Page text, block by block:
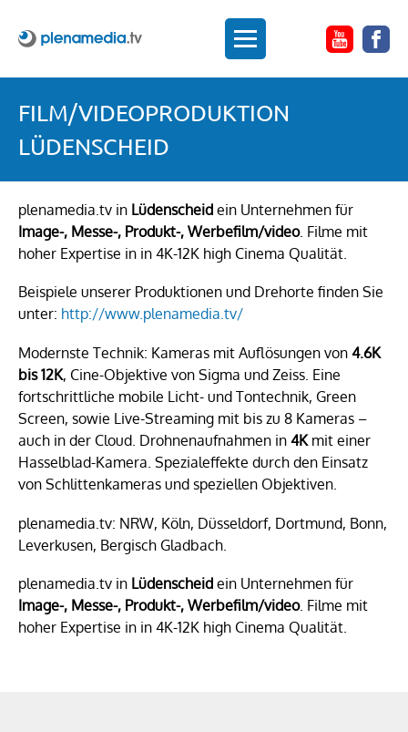
FILM/VIDEOPRODUKTION
LÜDENSCHEID
plenamedia.tv in Lüdenscheid ein Unternehmen für
Image-, Messe-, Produkt-, Werbefilm/video. Filme mit
hoher Expertise in in 4K-12K high Cinema Qualität.
Beispiele unserer Produktionen und Drehorte finden Sie
unter: http://www.plenamedia.tv/
Modernste Technik: Kameras mit Auflösungen von 4.6K
bis 12K, Cine-Objektive von Sigma und Zeiss. Eine
fortschrittliche mobile Licht- und Tontechnik, Green
Screen, sowie Live-Streaming mit bis zu 8 Kameras –
auch in der Cloud. Drohnenaufnahmen in 4Kmit einer
Hasselblad-Kamera. Spezialeffekte durch den Einsatz
von Schlittenkameras und speziellen Objektiven.
plenamedia.tv: NRW, Köln, Düsseldorf, Dortmund, Bonn,
Leverkusen, Bergisch Gladbach.
plenamedia.tv in Lüdenscheid ein Unternehmen für
Image-, Messe-, Produkt-, Werbefilm/video. Filme mit
hoher Expertise in in 4K-12K high Cinema Qualität.